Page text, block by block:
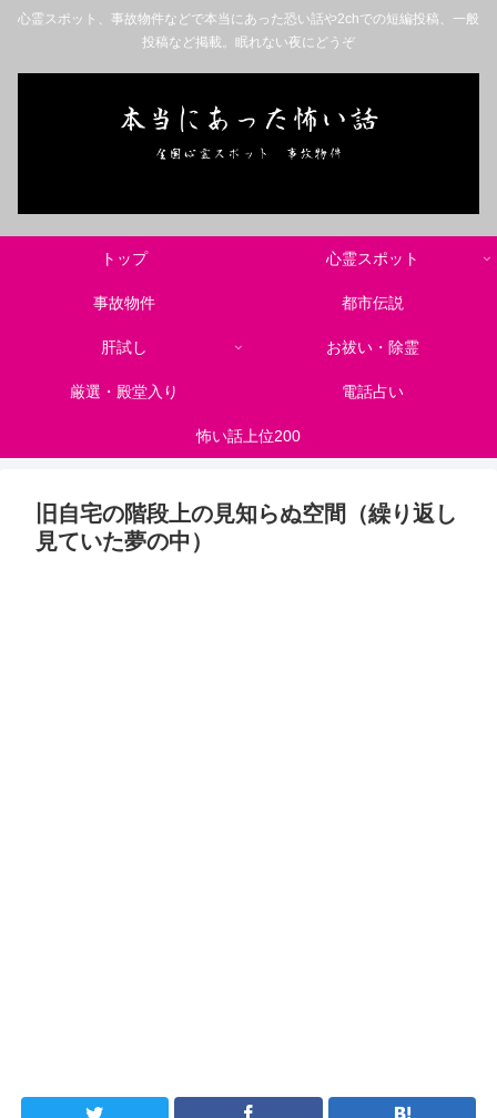
心霊スポット、事故物件などで本当にあった恐い話や2chでの短編投稿、一般
投稿など掲載。眠れない夜にどうぞ
トップ 心霊スポット
事故物件 都市伝説
肝試し お祓い・除霊
厳選・殿堂入り 電話占い
怖い話上位200
旧自宅の階段上の見知らぬ空間（繰り返し
見ていた夢の中）